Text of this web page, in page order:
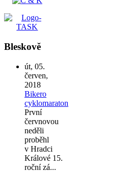
Bleskově
út, 05.
červen,
2018
Bikero
cyklomaraton
První
červnovou
neděli
proběhl
v Hradci
Králové 15.
roční zá...